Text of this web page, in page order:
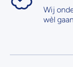
Wij
wèl